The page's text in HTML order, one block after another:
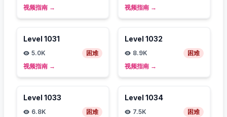
视频指南 →
视频指南 →
Level 1031
5.0K
困难
视频指南 →
Level 1032
8.9K
困难
视频指南 →
Level 1033
6.8K
困难
Level 1034
7.5K
困难